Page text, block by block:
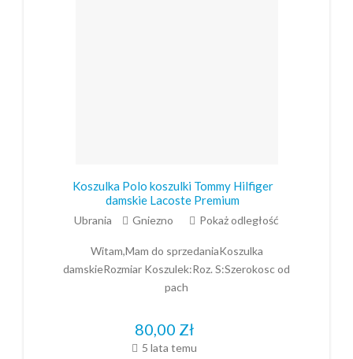
Koszulka Polo koszulki Tommy Hilfiger
damskie Lacoste Premium
Ubrania Gniezno Pokaż odległość
Witam,Mam do sprzedaniaKoszulka
damskieRozmiar Koszulek:Roz. S:Szerokosc od
pach
80,00 Zł
5 lata temu